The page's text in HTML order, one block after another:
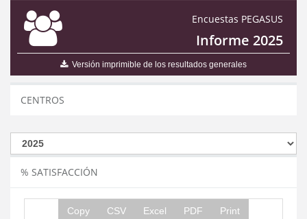
Encuestas PEGASUS
Informe 2025
Versión imprimible de los resultados generales
CENTROS
% SATISFACCIÓN
Copy CSV Excel PDF Print